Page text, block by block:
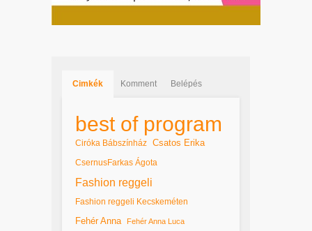
Cimkék Komment Belépés
best of program
Ciróka Bábszínház Csatos Erika
CsernusFarkas Ágota
Fashion reggeli
Fashion reggeli Kecskeméten
Fehér Anna Fehér Anna Luca